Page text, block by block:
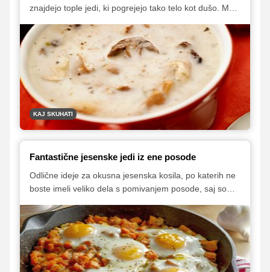
znajdejo tople jedi, ki pogrejejo tako telo kot dušo. Med
na domačnost in preprostost. V nadaljevanju vas čaka
izbor receptov za jesenske juhe, ki vas bodo navdušile
s svojo toplino in bogatimi okusi.
KAJ SKUHATI
Fantastične jesenske jedi iz ene posode
Odlične ideje za okusna jesenska kosila, po katerih ne
boste imeli veliko dela s pomivanjem posode, saj so